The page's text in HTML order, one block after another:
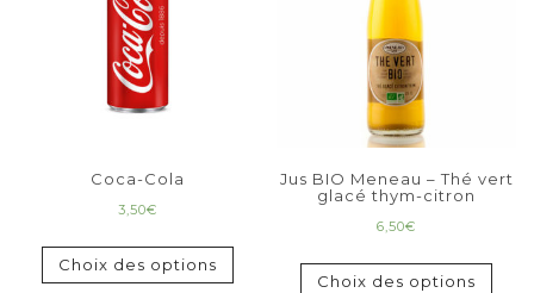
Coca-Cola
3,50€
Choix des options
Jus BIO Meneau – Thé vert
glacé thym-citron
6,50€
Choix des options